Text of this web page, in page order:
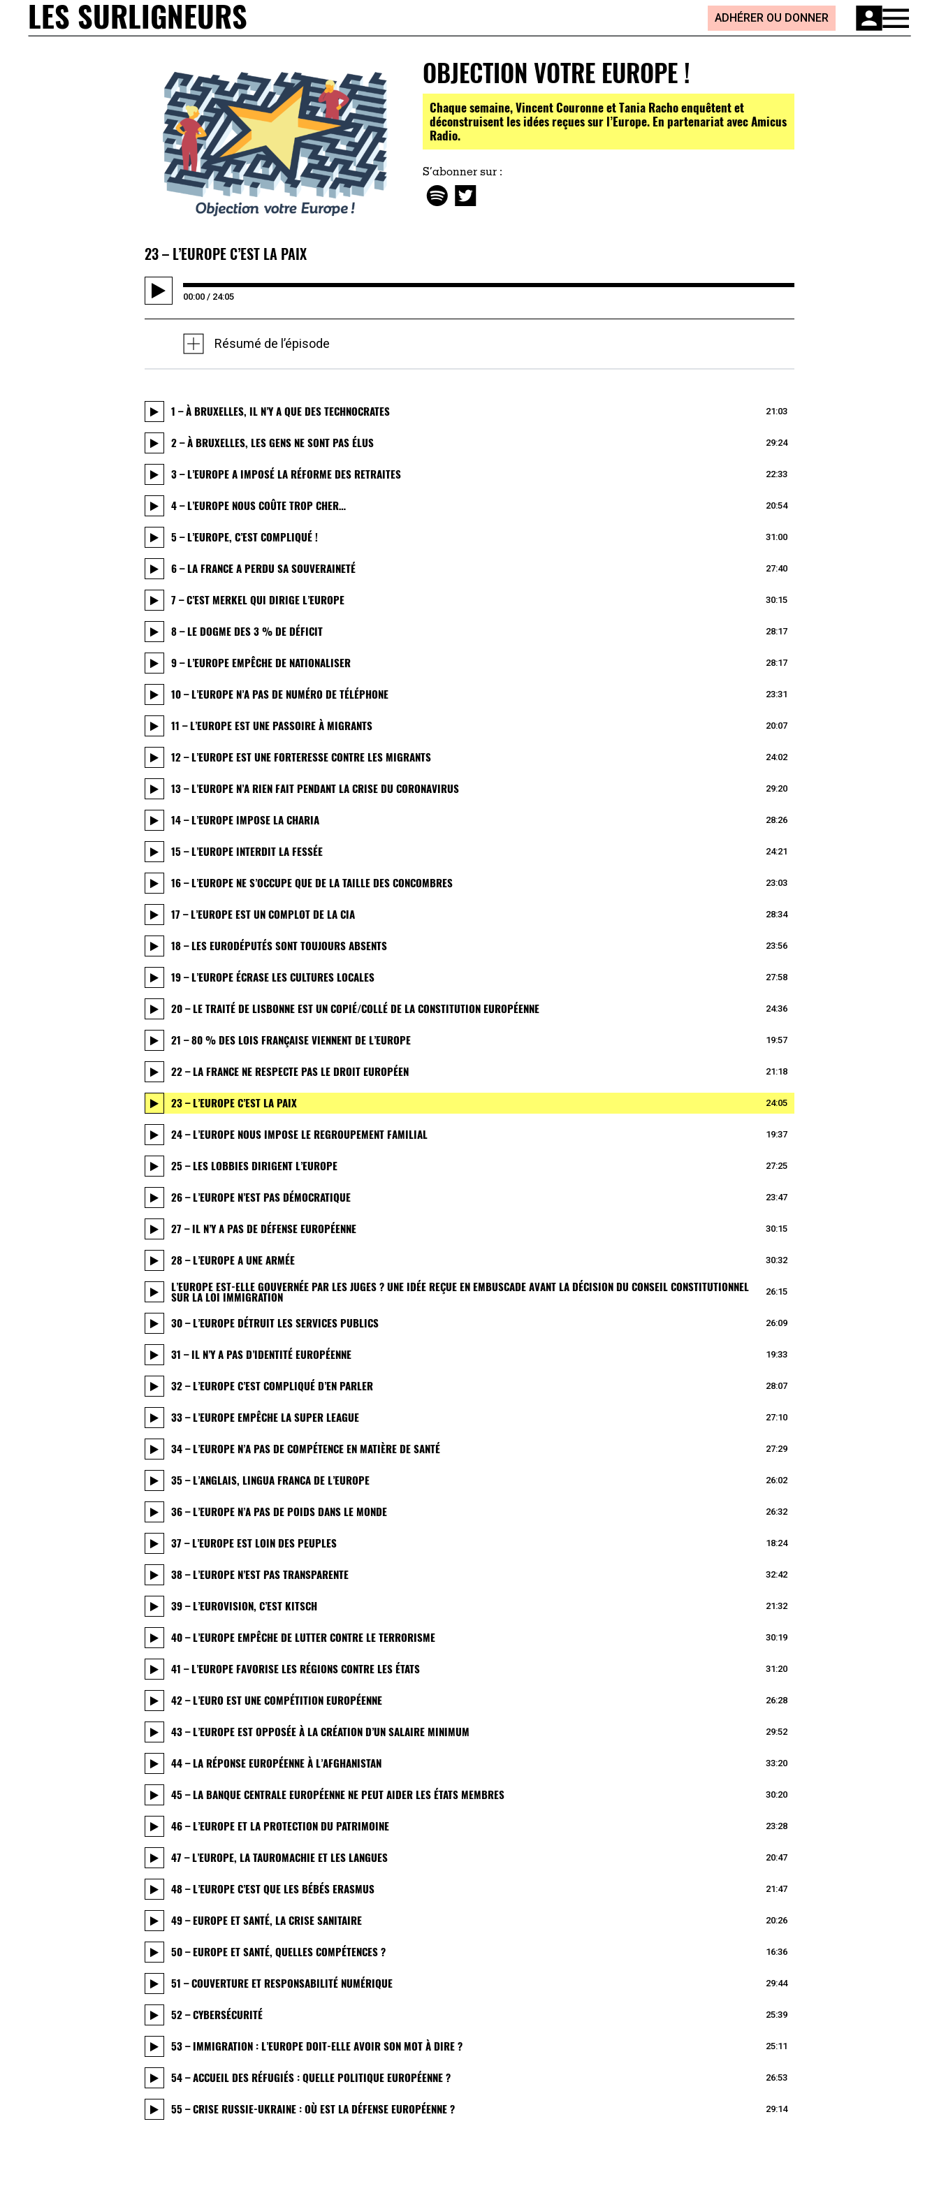
LES SURLIGNEURS ADHÉRER OU DONNER
OBJECTION VOTRE EUROPE !
Chaque semaine, Vincent Couronne et Tania Racho enquêtent et
déconstruisent les idées reçues sur l’Europe. En partenariat avec Amicus
Radio.
S’abonner sur :
23 – L’EUROPE C’EST LA PAIX
00:00 / 24:05
Résumé de l’épisode
1 – À BRUXELLES, IL N’Y A QUE DES TECHNOCRATES 21:03
2 – À BRUXELLES, LES GENS NE SONT PAS ÉLUS 29:24
3 – L’EUROPE A IMPOSÉ LA RÉFORME DES RETRAITES 22:33
4 – L’EUROPE NOUS COÛTE TROP CHER… 20:54
5 – L’EUROPE, C’EST COMPLIQUÉ ! 31:00
6 – LA FRANCE A PERDU SA SOUVERAINETÉ 27:40
7 – C’EST MERKEL QUI DIRIGE L’EUROPE 30:15
8 – LE DOGME DES 3 % DE DÉFICIT 28:17
9 – L’EUROPE EMPÊCHE DE NATIONALISER 28:17
10 – L’EUROPE N’A PAS DE NUMÉRO DE TÉLÉPHONE 23:31
11 – L’EUROPE EST UNE PASSOIRE À MIGRANTS 20:07
12 – L’EUROPE EST UNE FORTERESSE CONTRE LES MIGRANTS 24:02
13 – L’EUROPE N’A RIEN FAIT PENDANT LA CRISE DU CORONAVIRUS 29:20
14 – L’EUROPE IMPOSE LA CHARIA 28:26
15 – L’EUROPE INTERDIT LA FESSÉE 24:21
16 – L’EUROPE NE S’OCCUPE QUE DE LA TAILLE DES CONCOMBRES 23:03
17 – L’EUROPE EST UN COMPLOT DE LA CIA 28:34
18 – LES EURODÉPUTÉS SONT TOUJOURS ABSENTS 23:56
19 – L’EUROPE ÉCRASE LES CULTURES LOCALES 27:58
20 – LE TRAITÉ DE LISBONNE EST UN COPIÉ/COLLÉ DE LA CONSTITUTION EUROPÉENNE 24:36
21 – 80 % DES LOIS FRANÇAISE VIENNENT DE L’EUROPE 19:57
22 – LA FRANCE NE RESPECTE PAS LE DROIT EUROPÉEN 21:18
23 – L’EUROPE C’EST LA PAIX 24:05
24 – L’EUROPE NOUS IMPOSE LE REGROUPEMENT FAMILIAL 19:37
25 – LES LOBBIES DIRIGENT L’EUROPE 27:25
26 – L’EUROPE N’EST PAS DÉMOCRATIQUE 23:47
27 – IL N’Y A PAS DE DÉFENSE EUROPÉENNE 30:15
28 – L’EUROPE A UNE ARMÉE 30:32
L’EUROPE EST-ELLE GOUVERNÉE PAR LES JUGES ? UNE IDÉE REÇUE EN EMBUSCADE AVANT LA DÉCISION DU CONSEIL CONSTITUTIONNEL
SUR LA LOI IMMIGRATION 26:15
30 – L’EUROPE DÉTRUIT LES SERVICES PUBLICS 26:09
31 – IL N’Y A PAS D’IDENTITÉ EUROPÉENNE 19:33
32 – L’EUROPE C’EST COMPLIQUÉ D’EN PARLER 28:07
33 – L’EUROPE EMPÊCHE LA SUPER LEAGUE 27:10
34 – L’EUROPE N’A PAS DE COMPÉTENCE EN MATIÈRE DE SANTÉ 27:29
35 – L’ANGLAIS, LINGUA FRANCA DE L’EUROPE 26:02
36 – L’EUROPE N’A PAS DE POIDS DANS LE MONDE 26:32
37 – L’EUROPE EST LOIN DES PEUPLES 18:24
38 – L’EUROPE N’EST PAS TRANSPARENTE 32:42
39 – L’EUROVISION, C’EST KITSCH 21:32
40 – L’EUROPE EMPÊCHE DE LUTTER CONTRE LE TERRORISME 30:19
41 – L’EUROPE FAVORISE LES RÉGIONS CONTRE LES ÉTATS 31:20
42 – L’EURO EST UNE COMPÉTITION EUROPÉENNE 26:28
43 – L’EUROPE EST OPPOSÉE À LA CRÉATION D’UN SALAIRE MINIMUM 29:52
44 – LA RÉPONSE EUROPÉENNE À L’AFGHANISTAN 33:20
45 – LA BANQUE CENTRALE EUROPÉENNE NE PEUT AIDER LES ÉTATS MEMBRES 30:20
46 – L’EUROPE ET LA PROTECTION DU PATRIMOINE 23:28
47 – L’EUROPE, LA TAUROMACHIE ET LES LANGUES 20:47
48 – L’EUROPE C’EST QUE LES BÉBÉS ERASMUS 21:47
49 – EUROPE ET SANTÉ, LA CRISE SANITAIRE 20:26
50 – EUROPE ET SANTÉ, QUELLES COMPÉTENCES ? 16:36
51 – COUVERTURE ET RESPONSABILITÉ NUMÉRIQUE 29:44
52 – CYBERSÉCURITÉ 25:39
53 – IMMIGRATION : L’EUROPE DOIT-ELLE AVOIR SON MOT À DIRE ? 25:11
54 – ACCUEIL DES RÉFUGIÉS : QUELLE POLITIQUE EUROPÉENNE ? 26:53
55 – CRISE RUSSIE-UKRAINE : OÙ EST LA DÉFENSE EUROPÉENNE ? 29:14